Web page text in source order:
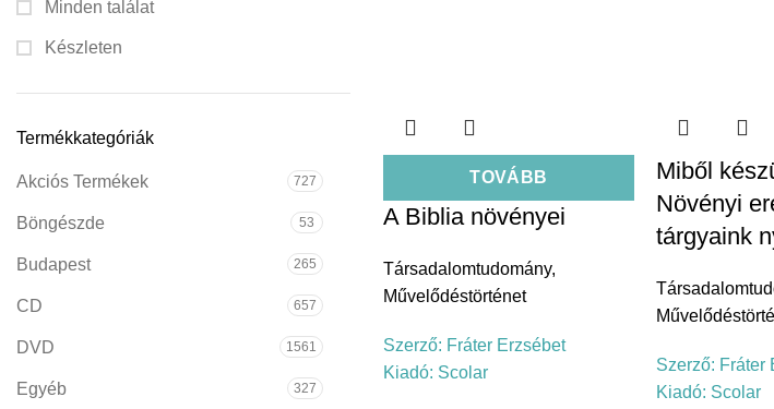
Minden találat
Készleten
Termékkategóriák
Akciós Termékek 727
Böngészde 53
Budapest 265
CD 657
DVD 1561
Egyéb 327
TOVÁBB
A Biblia növényei
Társadalomtudomány,
Művelődéstörténet
Szerző: Fráter Erzsébet
Kiadó: Scolar
Miből
Növényi
tárgyaink
Szerző: Fráter
Kiadó: Scolar